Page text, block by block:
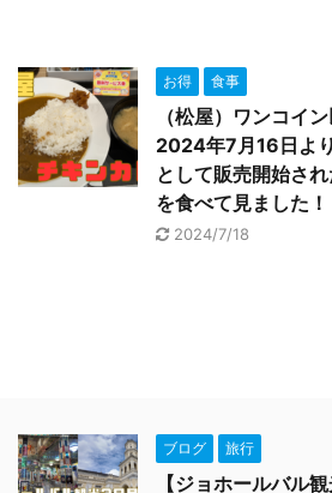
お得 食事
（松屋）ワンコイ
2024年7月16日よ
として販売開始さ
を食べて見ました！
2024/7/18
ブログ 旅行
【ジョホールバル